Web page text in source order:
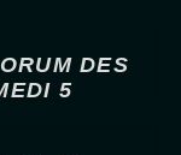
DES
5